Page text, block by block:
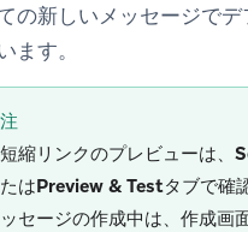
の新しいメッセージで
ます。
注
短縮リンクのプレビューは、
たはPreview & Testタブで確
ッセージの作成中は、作成画